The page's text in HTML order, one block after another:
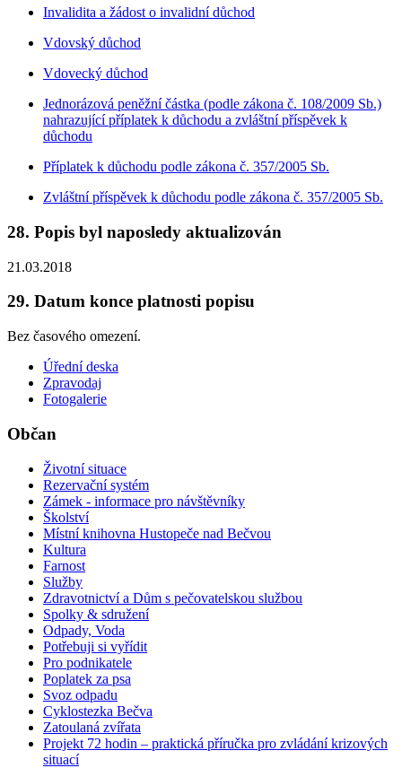
Invalidita a žádost o invalidní důchod
Vdovský důchod
Vdovecký důchod
Jednorázová peněžní částka (podle zákona č. 108/2009 Sb.)
nahrazující příplatek k důchodu a zvláštní příspěvek k
důchodu
Příplatek k důchodu podle zákona č. 357/2005 Sb.
Zvláštní příspěvek k důchodu podle zákona č. 357/2005 Sb.
28. Popis byl naposledy aktualizován
21.03.2018
29. Datum konce platnosti popisu
Bez časového omezení.
Úřední deska
Zpravodaj
Fotogalerie
Občan
Životní situace
Rezervační systém
Zámek - informace pro návštěvníky
Školství
Místní knihovna Hustopeče nad Bečvou
Kultura
Farnost
Služby
Zdravotnictví a Dům s pečovatelskou službou
Spolky & sdružení
Odpady, Voda
Potřebuji si vyřídit
Pro podnikatele
Poplatek za psa
Svoz odpadu
Cyklostezka Bečva
Zatoulaná zvířata
Projekt 72 hodin – praktická příručka pro zvládání krizových
situací